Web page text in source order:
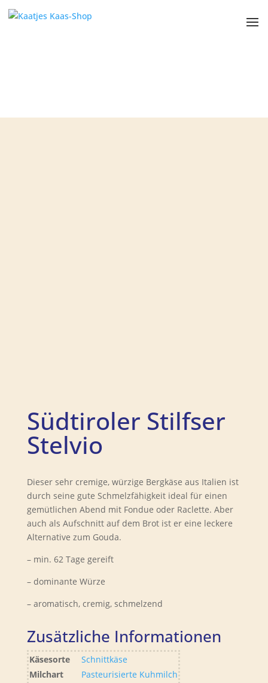
Südtiroler Stilfser
Stelvio
Dieser sehr cremige, würzige Bergkäse aus Italien ist
durch seine gute Schmelzfähigkeit ideal für einen
gemütlichen Abend mit Fondue oder Raclette. Aber
auch als Aufschnitt auf dem Brot ist er eine leckere
Alternative zum Gouda.
– min. 62 Tage gereift
– dominante Würze
– aromatisch, cremig, schmelzend
Zusätzliche Informationen
Käsesorte
Schnittkäse
Milchart
Pasteurisierte Kuhmilch